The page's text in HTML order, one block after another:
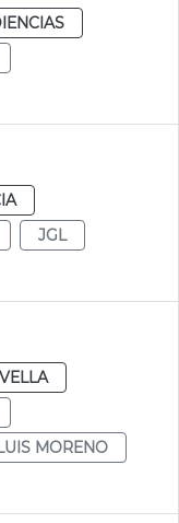
JGL
MORENO